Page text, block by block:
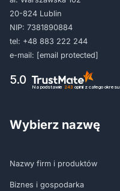
20-824 Lublin
NIP: 7381890884
tel: +48 883 222 244
e-mail: [email protected]
5.0
Na podstawie 243 opinii z całego okresu
Wybierz nazwę
Nazwy firm i produktów
Biznes i gospodarka